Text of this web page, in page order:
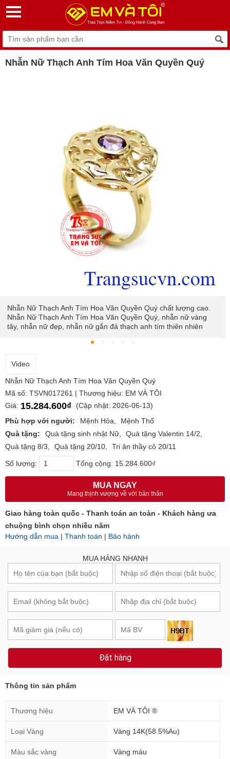
Nhẫn Nữ Thạch Anh Tím Hoa Văn Quyền Quý
Nhẫn Nữ Thạch Anh Tím Hoa Văn Quyền Quý chất lượng cao.
Nhẫn Nữ Thạch Anh Tím Hoa Văn Quyền Quý, nhẫn nữ vàng
tây, nhẫn nữ đẹp, nhẫn nữ gắn đá thạch anh tím thiên nhiên
Video
Nhẫn Nữ Thạch Anh Tím Hoa Văn Quyền Quý
Mã số: TSVN017261 | Thương hiệu: EM VÀ TÔI
Giá: 15.284.600₫
(Cập nhật: 2026-06-13)
Phù hợp với người:
Mệnh Hỏa
Mệnh Thổ
Quà tặng:
Quà tặng sinh nhật Nữ
Quà tặng Valentin 14/2
Quà tặng 8/3
Quà tặng 20/10 Tri ân thầy cô 20/11
Số lượng: Tổng cộng: 15.284.600₫
MUA NGAY
Mang thịnh vượng về với bản thân
Giao hàng toàn quốc - Thanh toán an toàn - Khách hàng ưa
chuộng bình chọn nhiều năm
Hướng dẫn mua | Thanh toán | Bảo hành
MUA HÀNG NHANH
Đặt hàng
Thông tin sản phẩm
Thương hiệu EM VÀ TÔI ®
Loại Vàng Vàng 14K(58.5%Au)
Màu sắc vàng Vàng màu